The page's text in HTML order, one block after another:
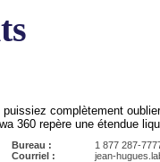
complètement
360 repère une étendue
Bureau :
1 877 287-
Courriel :
jean-